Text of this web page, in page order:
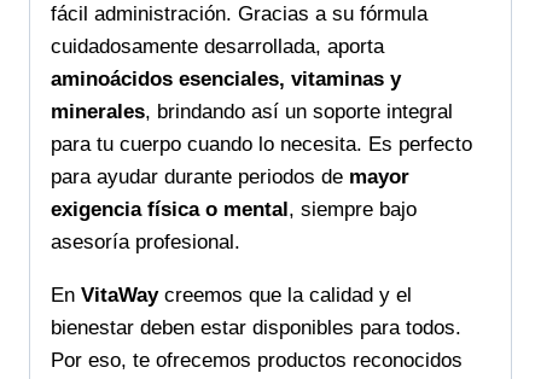
fácil administración. Gracias a su fórmula
cuidadosamente desarrollada, aporta
aminoácidos esenciales, vitaminas y
minerales, brindando así un soporte integral
para tu cuerpo cuando lo necesita. Es perfecto
para ayudar durante periodos de mayor
exigencia física o mental, siempre bajo
asesoría profesional.
En VitaWaycreemos que la calidad y el
bienestar deben estar disponibles para todos.
Por eso, te ofrecemos productos reconocidos